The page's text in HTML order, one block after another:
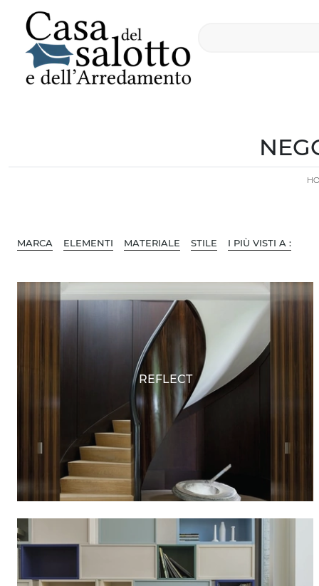
MARCA ELEMENTI MATERIALE STILE I PIÙ VISTI A :
REFLECT